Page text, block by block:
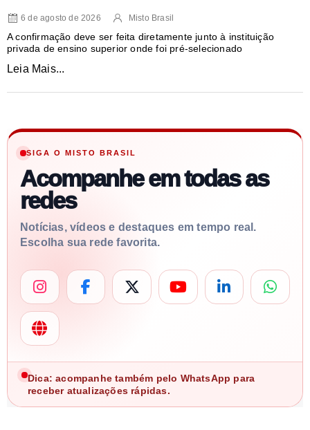
6 de agosto de 2026 Misto Brasil
A confirmação deve ser feita diretamente junto à instituição
privada de ensino superior onde foi pré-selecionado
Leia Mais...
SIGA O MISTO BRASIL
Acompanhe em todas as
redes
Notícias, vídeos e destaques em tempo real.
Escolha sua rede favorita.
Dica: acompanhe também pelo WhatsApp para
receber atualizações rápidas.